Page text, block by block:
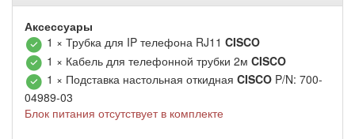
Аксессуары
1 × Трубка для IP телефона RJ11 CISCO
1 × Кабель для телефонной трубки 2м CISCO
1 × Подставка настольная откидная CISCOP/N: 700-
04989-03
Блок питания отсутствует в комплекте